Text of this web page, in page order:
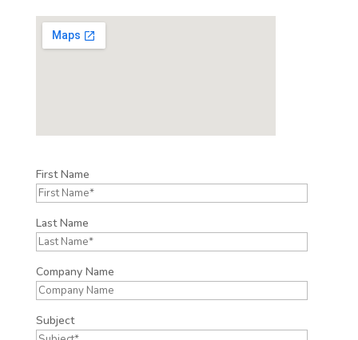
First Name
Last Name
Company Name
Subject